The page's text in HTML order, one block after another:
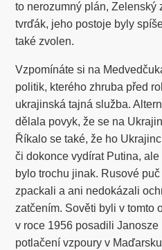
to nerozumný plán, Zelenský
tvrďák, jeho postoje byly
také zvolen.
Vzpomínáte si na
politik, kterého zhruba před
ukrajinská tajná služba.
dělala povyk, že se na
Říkalo se také, že ho
či dokonce vydírat Putina,
bylo trochu jinak. Rusové
zpackali a ani nedokázali
zatčením. Sověti byli v tomto
v roce 1956 posadili
potlačení vzpoury v